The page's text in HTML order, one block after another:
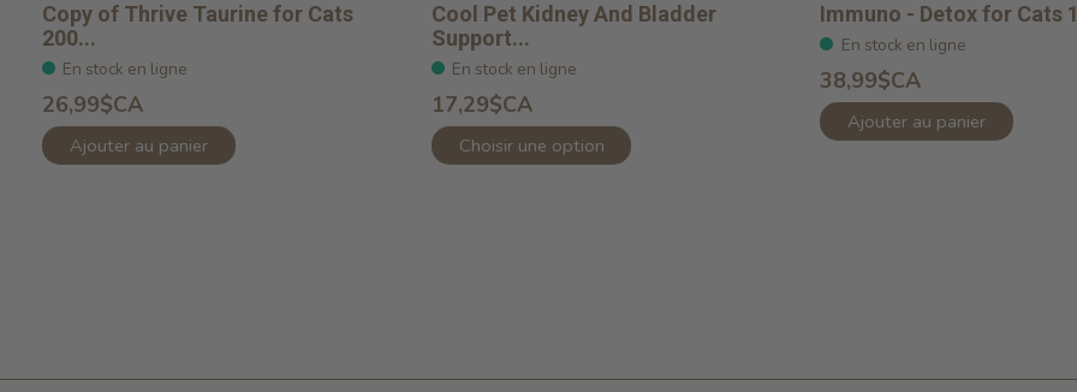
Copy of Thrive Taurine for Cats
200...
En stock en ligne
26,99$CA
Ajouter au panier
Cool Pet Kidney And Bladder
Support...
En stock en ligne
17,29$CA
Choisir une option
Immuno - Detox for Cats
En stock en ligne
38,99$CA
Ajouter au panier